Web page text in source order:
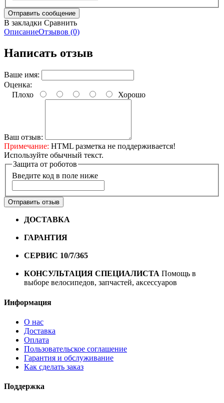
В закладки Сравнить
ОписаниеОтзывов (0)
Написать отзыв
Ваше имя:
Оценка:
Плохо
Хорошо
Ваш отзыв:
Примечание: HTML разметка не поддерживается!
Используйте обычный текст.
Защита от роботов
Введите код в поле ниже
Отправить отзыв
ДОСТАВКА
ГАРАНТИЯ
СЕРВИС 10/7/365
КОНСУЛЬТАЦИЯ СПЕЦИАЛИСТА Помощь в
выборе велосипедов, запчастей, аксессуаров
Информация
О нас
Доставка
Оплата
Пользовательское соглашение
Гарантия и обслуживание
Как сделать заказ
Поддержка